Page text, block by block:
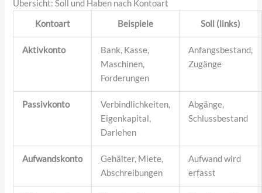
Übersicht: Soll und Haben nach Kontoart
Kontoart Beispiele Soll (links)
Aktivkonto
Bank, Kasse,
Maschinen,
Forderungen
Anfangsbestand,
Zugänge
Passivkonto
Verbindlichkeiten,
Eigenkapital,
Darlehen
Abgänge,
Schlussbestand
Aufwandskonto
Gehälter, Miete,
Abschreibungen
Aufwand wird
erfasst